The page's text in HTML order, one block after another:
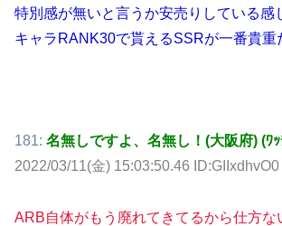
特別感が無いと言うか安売りしている感
キャラRANK30で貰えるSSRが一番貴重
181: 名無しですよ、名無し！(大阪府) (ﾜ
2022/03/11(金) 15:03:50.46 ID:GIIxdhvO0
ARB自体がもう廃れてきてるから仕方な